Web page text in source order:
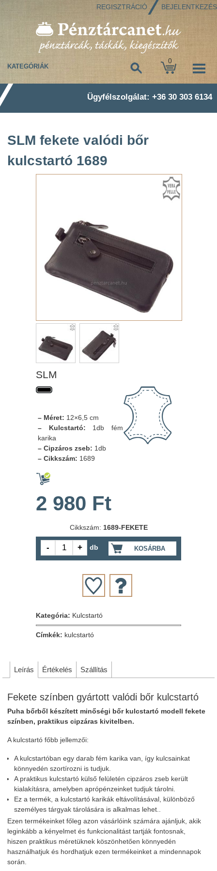
REGISZTRÁCIÓ BEJELENTKEZÉS
0
KATEGÓRIÁK
Ügyfélszolgálat: +36 30 303 6134
SLM fekete valódi bőr
kulcstartó 1689
SLM
– Méret: 12×6,5 cm
– Kulcstartó: 1db fém
karika
– Cipzáros zseb: 1db
– Cikkszám: 1689
2 980 Ft
Cikkszám: 1689-FEKETE
KOSÁRBA
db
Kategória: Kulcstartó
Címkék: kulcstartó
Leírás Értékelés Szállítás
Fekete színben gyártott valódi bőr kulcstartó
Puha bőrből készített minőségi bőr kulcstartó modell fekete
színben, praktikus cipzáras kivitelben.
A kulcstartó főbb jellemzői:
A kulcstartóban egy darab fém karika van, így kulcsainkat
könnyedén szortírozni is tudjuk.
A praktikus kulcstartó külső felületén cipzáros zseb került
kialakításra, amelyben aprópénzeinket tudjuk tárolni.
Ez a termék, a kulcstartó karikák eltávolításával, különböző
személyes tárgyak tárolására is alkalmas lehet..
Ezen termékeinket főleg azon vásárlóink számára ajánljuk, akik
leginkább a kényelmet és funkcionalitást tartják fontosnak,
hiszen praktikus méretüknek köszönhetően könnyedén
használhatjuk és hordhatjuk ezen termékeinket a mindennapok
során.